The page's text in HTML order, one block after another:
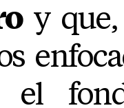
y que,
el